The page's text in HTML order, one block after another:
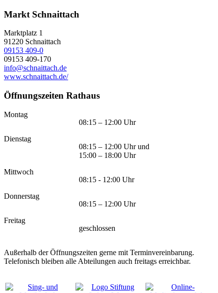
Markt Schnaittach
Marktplatz 1
91220 Schnaittach
09153 409-0
09153 409-170
info@schnaittach.de
www.schnaittach.de/
Öffnungszeiten Rathaus
Montag
08:15 – 12:00 Uhr
Dienstag
08:15 – 12:00 Uhr und
15:00 – 18:00 Uhr
Mittwoch
08:15 - 12:00 Uhr
Donnerstag
08:15 – 12:00 Uhr
Freitag
geschlossen
Außerhalb der Öffnungszeiten gerne mit Terminvereinbarung.
Telefonisch bleiben alle Abteilungen auch freitags erreichbar.